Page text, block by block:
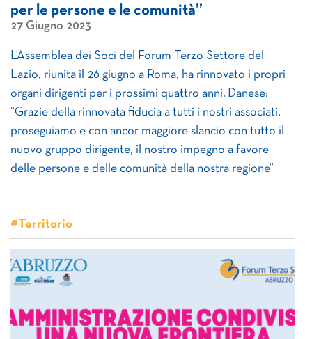
per le persone e le comunità”
27 Giugno 2023
L’Assemblea dei Soci del Forum Terzo Settore del
Lazio, riunita il 26 giugno a Roma, ha rinnovato i propri
organi dirigenti per i prossimi quattro anni. Danese:
“Grazie della rinnovata fiducia a tutti i nostri associati,
proseguiamo e con ancor maggiore slancio con tutto il
nuovo gruppo dirigente, il nostro impegno a favore
delle persone e delle comunità della nostra regione”
#Territorio